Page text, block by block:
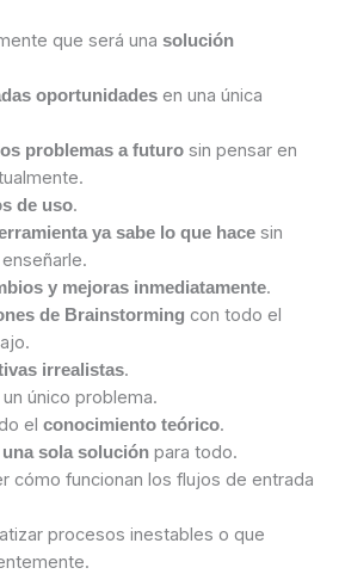
que será una solución
oportunidadesen una única
problemas a futurosin pensar en
de uso.
ya sabe lo que hacesin
y mejoras inmediatamente.
de Brainstorming con todo el
irrealistas.
único problema.
el conocimiento teórico.
sola soluciónpara todo.
cómo funcionan los flujos de entrada
procesos inestables o que